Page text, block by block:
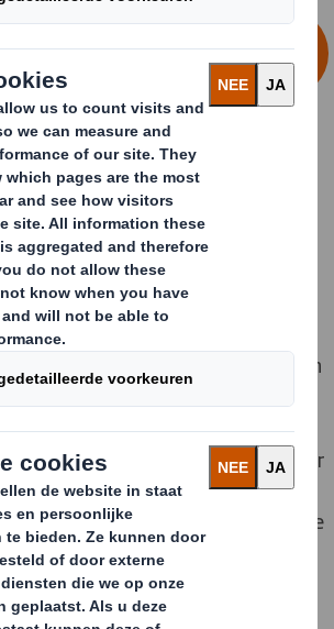
voor Zalando een vijfjarig
ontworpen voor
via nauwe samenwerking op
Workshops
van de routekaart is het
en het verminderen
dat uiteindelijk bij de klanten van
een nieuwe, gezamenlijke manier
DS Smith en Zalando een sterke
te lopen in hergebruik, wereldklasse
na te streven en een
in de noodzakelijke overgang naar